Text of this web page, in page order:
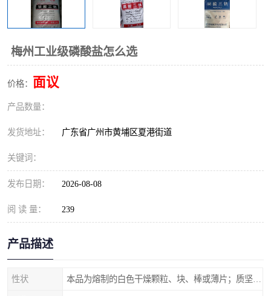
梅州工业级磷酸盐怎么选
价格： 面议
产品数量：
发货地址： 广东省广州市黄埔区夏港街道
关键词：
发布日期： 2026-08-08
阅 读 量： 239
产品描述
性状
过硫酸钠
尿素
聚合硫酸铁
大苏打
元明粉